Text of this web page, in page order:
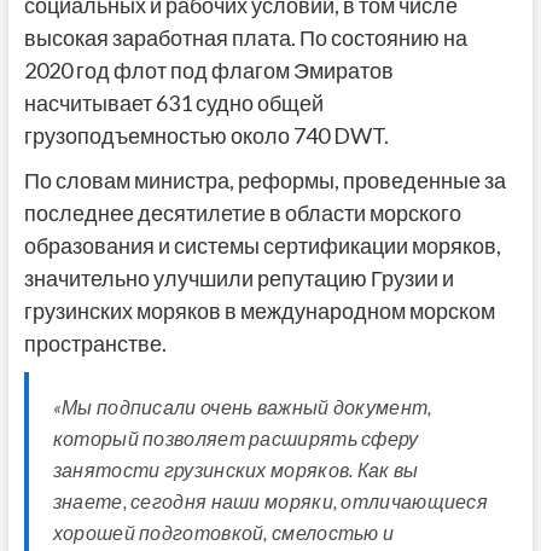
социальных и рабочих условий, в том числе
высокая заработная плата. По состоянию на
2020 год флот под флагом Эмиратов
насчитывает 631 судно общей
грузоподъемностью около 740 DWT.
По словам министра, реформы, проведенные за
последнее десятилетие в области морского
образования и системы сертификации моряков,
значительно улучшили репутацию Грузии и
грузинских моряков в международном морском
пространстве.
«Мы подписали очень важный документ,
который позволяет расширять сферу
занятости грузинских моряков. Как вы
знаете, сегодня наши моряки, отличающиеся
хорошей подготовкой, смелостью и